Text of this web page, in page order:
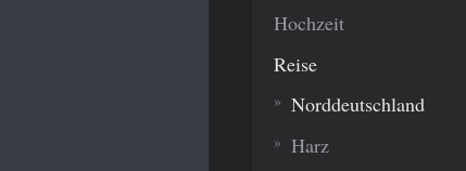
Hochzeit
Reise
Norddeutschland
Harz